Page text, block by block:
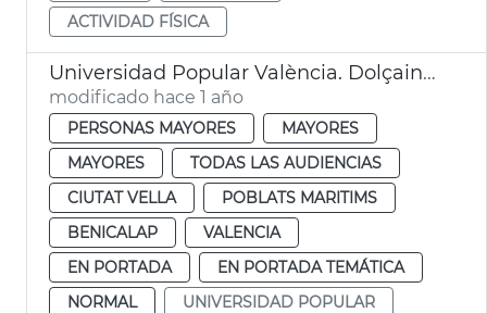
ACTIVIDAD FÍSICA
Universidad Popular València. Dolçaina i tabalet
modificado hace 1 año
PERSONAS MAYORES
MAYORES
MAYORES
TODAS LAS AUDIENCIAS
CIUTAT VELLA
POBLATS MARITIMS
BENICALAP
VALENCIA
EN PORTADA
EN PORTADA TEMÁTICA
NORMAL
UNIVERSIDAD POPULAR